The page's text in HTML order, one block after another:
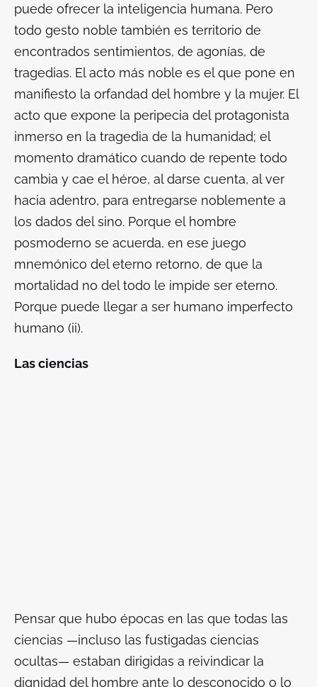
puede ofrecer la inteligencia humana. Pero
todo gesto noble también es territorio de
encontrados sentimientos, de agonías, de
tragedias. El acto más noble es el que pone en
manifiesto la orfandad del hombre y la mujer. El
acto que expone la peripecia del protagonista
inmerso en la tragedia de la humanidad; el
momento dramático cuando de repente todo
cambia y cae el héroe, al darse cuenta, al ver
hacia adentro, para entregarse noblemente a
los dados del sino. Porque el hombre
posmoderno se acuerda, en ese juego
mnemónico del eterno retorno, de que la
mortalidad no del todo le impide ser eterno.
Porque puede llegar a ser humano imperfecto
humano (ii).
Las ciencias
Pensar que hubo épocas en las que todas las
ciencias —incluso las fustigadas ciencias
ocultas— estaban dirigidas a reivindicar la
dignidad del hombre ante lo desconocido o lo